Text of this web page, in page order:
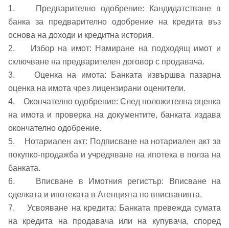
1. Предварително одобрение: Кандидатстване в
банка за предварително одобрение на кредита въз
основа на доходи и кредитна история.
2. Избор на имот: Намиране на подходящ имот и
сключване на предварителен договор с продавача.
3. Оценка на имота: Банката извършва пазарна
оценка на имота чрез лицензирани оценители.
4. Окончателно одобрение: След положителна оценка
на имота и проверка на документите, банката издава
окончателно одобрение.
5. Нотариален акт: Подписване на нотариален акт за
покупко-продажба и учредяване на ипотека в полза на
банката.
6. Вписване в Имотния регистър: Вписване на
сделката и ипотеката в Агенцията по вписванията.
7. Усвояване на кредита: Банката превежда сумата
на кредита на продавача или на купувача, според